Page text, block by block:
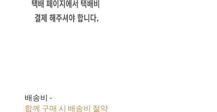
배송비 -
함께 구매 시 배송비 절약